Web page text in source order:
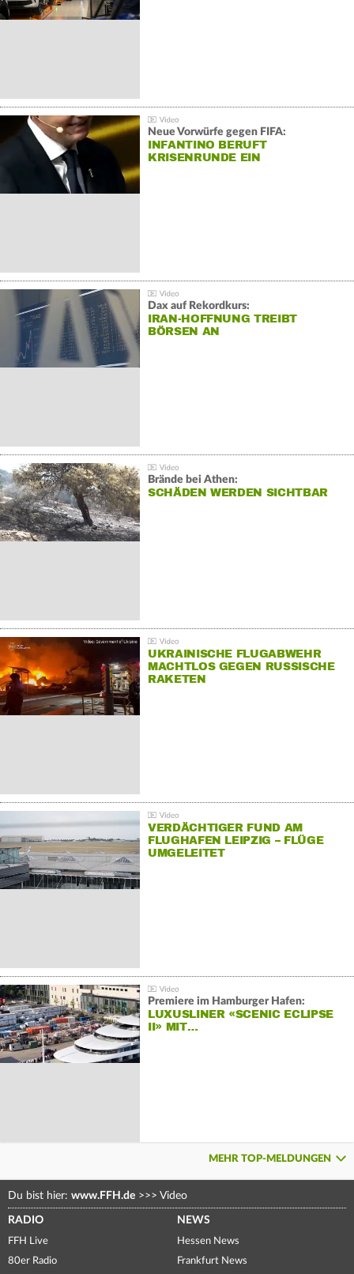
Neue Vorwürfe gegen FIFA:
INFANTINO BERUFT
KRISENRUNDE EIN
Dax auf Rekordkurs:
IRAN-HOFFNUNG TREIBT
BÖRSEN AN
Brände bei Athen:
SCHÄDEN WERDEN SICHTBAR
UKRAINISCHE FLUGABWEHR
MACHTLOS GEGEN RUSSISCHE
RAKETEN
VERDÄCHTIGER FUND AM
FLUGHAFEN LEIPZIG – FLÜGE
UMGELEITET
Premiere im Hamburger Hafen:
LUXUSLINER «SCENIC ECLIPSE
II» MIT…
MEHR TOP-MELDUNGEN
Du bist hier: www.FFH.de >>> Video
RADIO
FFH Live
80er Radio
NEWS
Hessen News
Frankfurt News